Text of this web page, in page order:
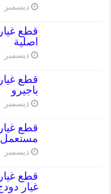
ديسمبر 1, 2023
اصلية
ديسمبر 1, 2023
باجيرو
ديسمبر 1, 2023
مستعمل
ديسمبر 1, 2023
غيار